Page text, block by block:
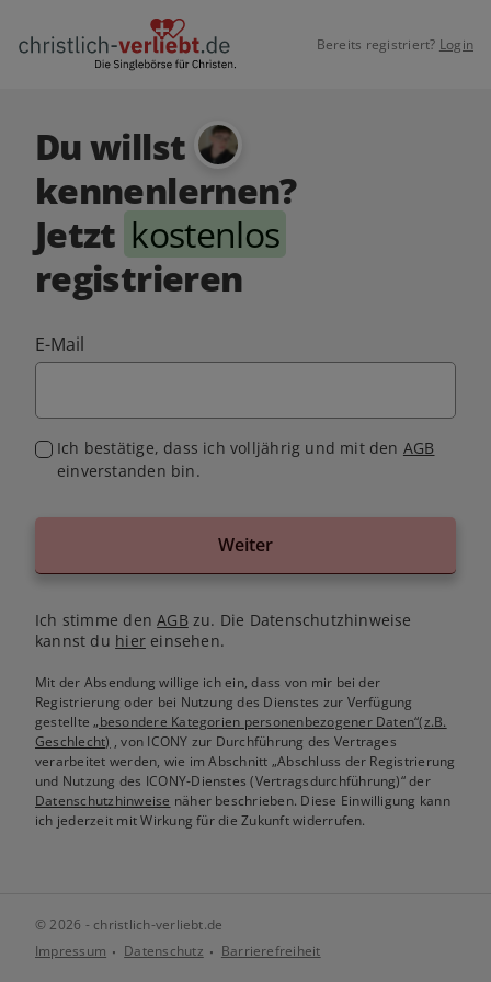
Bereits registriert? Login
Du willst
kennenlernen?
Jetzt kostenlos
registrieren
E-Mail
Ich bestätige, dass ich volljährig und mit den AGB
einverstanden bin.
Weiter
Ich stimme denAGB zu. Die Datenschutzhinweise
kannst du hiereinsehen.
Mit der Absendung willige ich ein, dass von mir bei der
Registrierung oder bei Nutzung des Dienstes zur Verfügung
gestellte„besondere Kategorien personenbezogener Daten“(z.B.
Geschlecht) , von ICONY zur Durchführung des Vertrages
verarbeitet werden, wie im Abschnitt „Abschluss der Registrierung
und Nutzung des ICONY-Dienstes (Vertragsdurchführung)“ der
Datenschutzhinweise näher beschrieben. Diese Einwilligung kann
ich jederzeit mit Wirkung für die Zukunft widerrufen.
© 2026 - christlich-verliebt.de
Impressum
Datenschutz Barrierefreiheit